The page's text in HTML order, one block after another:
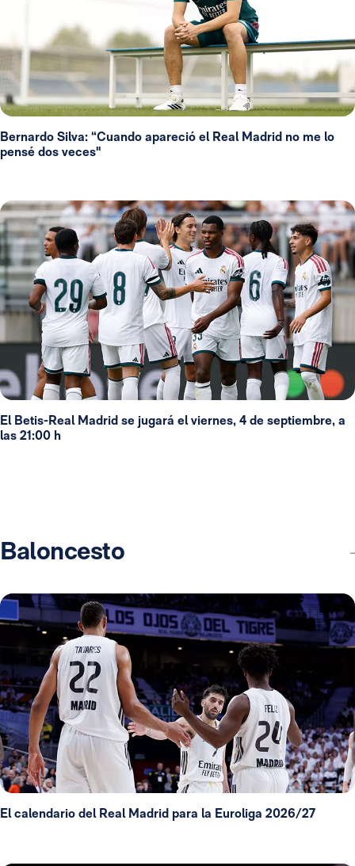
Bernardo Silva: “Cuando apareció el Real Madrid no me lo
pensé dos veces"
El Betis-Real Madrid se jugará el viernes, 4 de septiembre, a
las 21:00 h
Baloncesto
El calendario del Real Madrid para la Euroliga 2026/27